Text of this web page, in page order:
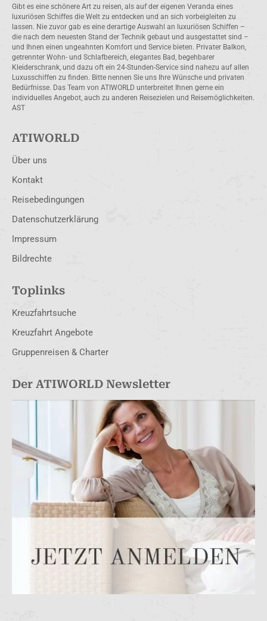
Gibt es eine schönere Art zu reisen, als auf der eigenen Veranda eines
luxuriösen Schiffes die Welt zu entdecken und an sich vorbeigleiten zu
lassen. Nie zuvor gab es eine derartige Auswahl an luxuriösen Schiffen –
die nach dem neuesten Stand der Technik gebaut und ausgestattet sind –
und Ihnen einen ungeahnten Komfort und Service bieten. Privater Balkon,
getrennter Wohn- und Schlafbereich, elegantes Bad, begehbarer
Kleiderschrank, und dazu oft ein 24-Stunden-Service sind nahezu auf allen
Luxusschiffen zu finden. Bitte nennen Sie uns Ihre Wünsche und privaten
Bedürfnisse. Das Team von ATIWORLD unterbreitet Ihnen gerne ein
individuelles Angebot, auch zu anderen Reisezielen und Reisemöglichkeiten.
AST
ATIWORLD
Über uns
Kontakt
Reisebedingungen
Datenschutzerklärung
Impressum
Bildrechte
Toplinks
Kreuzfahrtsuche
Kreuzfahrt Angebote
Gruppenreisen & Charter
Der ATIWORLD Newsletter